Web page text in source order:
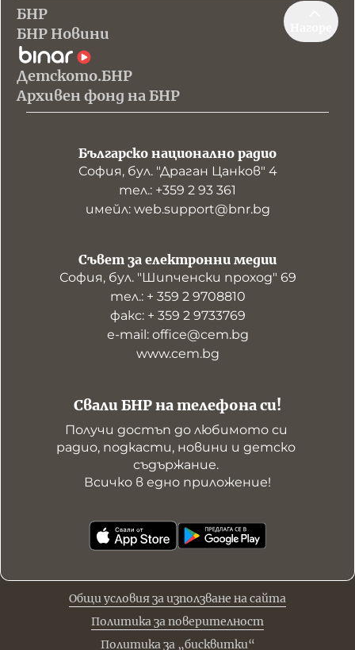
БНР
БНР Новини
Детското.БНР
Архивен фонд на БНР
Българско национално радио
София, бул. "Драган Цанков" 4
тел.: +359 2 93 361
имейл: web.support@bnr.bg
Свали БНР на телефона си!
Получи достъп до любимото си
радио, подкасти, новини и детско
съдържание.
Всичко в едно приложение!
Съвет за електронни медии
София, бул. "Шипченски проход" 69
тел.: + 359 2 9708810
факс: + 359 2 9733769
е-mail: office@cem.bg
www.cem.bg
Общи условия за използване на сайта
Политика за поверителност
Политика за „бисквитки“